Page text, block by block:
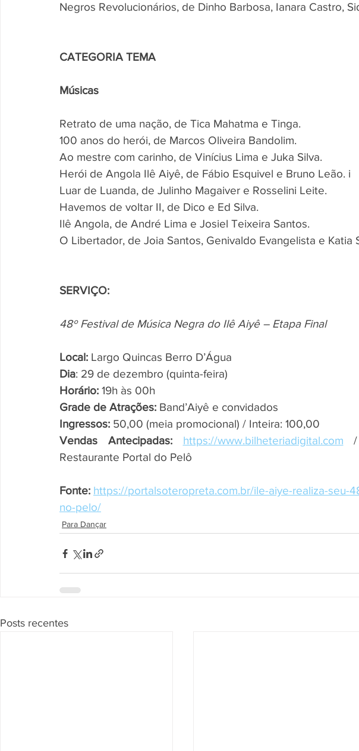
Negros Revolucionários, de Dinho Barbosa, Ianara Castro,
CATEGORIA TEMA
Músicas
Retrato de uma nação, de Tica Mahatma e Tinga.
100 anos do herói, de Marcos Oliveira Bandolim.
Ao mestre com carinho, de Vinícius Lima e Juka Silva.
Herói de Angola Ilê Aiyê, de Fábio Esquivel e Bruno Leão. i
Luar de Luanda, de Julinho Magaiver e Rosselini Leite.
Havemos de voltar II, de Dico e Ed Silva.
Ilê Angola, de André Lima e Josiel Teixeira Santos.
O Libertador, de Joia Santos, Genivaldo Evangelista e Katia
SERVIÇO:
48º Festival de Música Negra do Ilê Aiyê – Etapa Final
Local: Largo Quincas Berro D’Água
Dia: 29 de dezembro (quinta-feira)
Horário: 19h às 00h
Grade de Atrações: Band’Aiyê e convidados
Ingressos: 50,00 (meia promocional) / Inteira: 100,00
Vendas Antecipadas:
https://www.bilheteriadigital.com /
Restaurante Portal do Pelô
Fonte: https://portalsoteropreta.com.br/ile-aiye-realiza-seu-
no-pelo/
Para Dançar
Posts recentes